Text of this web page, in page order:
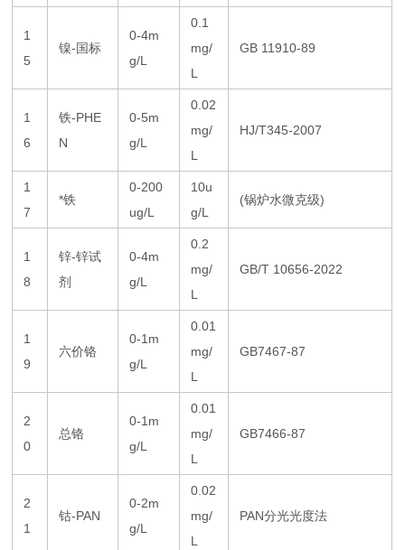
1
5
镍-国标
0-4m
g/L
0.1
mg/
L
GB 11910-89
1
6
铁-PHE
N
0-5m
g/L
0.02
mg/
L
HJ/T345-2007
1
7
*铁
0-200
ug/L
10u
g/L
(锅炉水微克级)
1
8
锌-锌试
剂
0-4m
g/L
0.2
mg/
L
GB/T 10656-2022
1
9
六价铬
0-1m
g/L
0.01
mg/
L
GB7467-87
2
0
总铬
0-1m
g/L
0.01
mg/
L
GB7466-87
2
1
钴-PAN
0-2m
g/L
0.02
mg/
L
PAN分光光度法